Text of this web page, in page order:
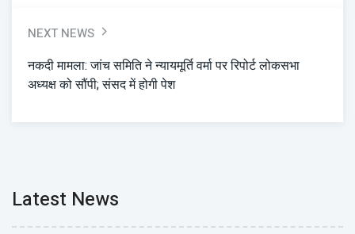
NEXT NEWS
नकदी मामला: जांच समिति ने न्यायमूर्ति वर्मा पर रिपोर्ट लोकसभा
अध्यक्ष को सौंपी; संसद में होगी पेश
Latest News